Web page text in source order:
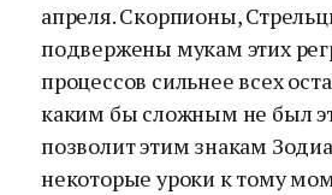
апреля. Скорпионы,
подвержены мукам этих
процессов сильнее всех
каким бы сложным не был
позволит этим знакам
некоторые уроки к тому